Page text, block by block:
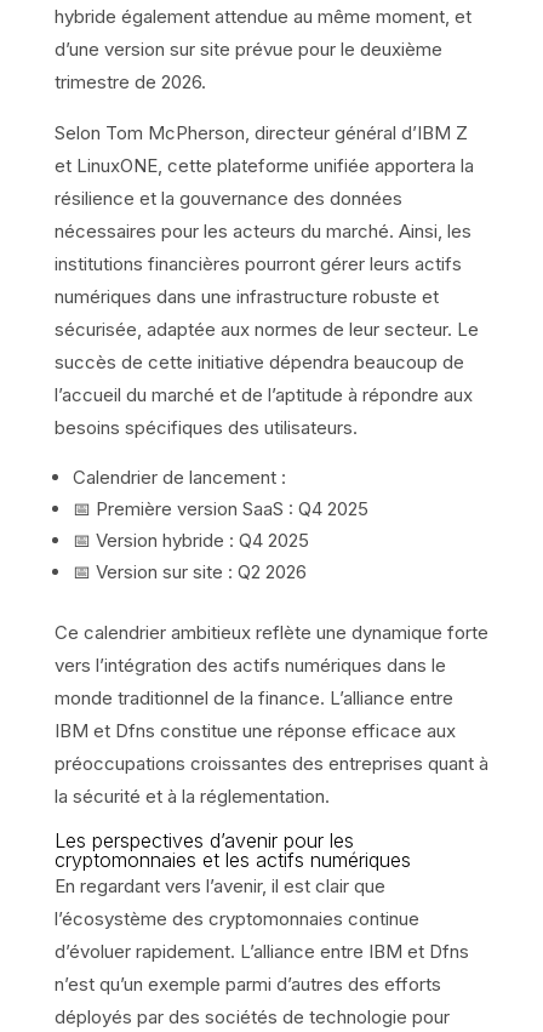
hybride également attendue au même moment, et
d’une version sur site prévue pour le deuxième
trimestre de 2026.
Selon Tom McPherson, directeur général d’IBM Z
et LinuxONE, cette plateforme unifiée apportera la
résilience et la gouvernance des données
nécessaires pour les acteurs du marché. Ainsi, les
institutions financières pourront gérer leurs actifs
numériques dans une infrastructure robuste et
sécurisée, adaptée aux normes de leur secteur. Le
succès de cette initiative dépendra beaucoup de
l’accueil du marché et de l’aptitude à répondre aux
besoins spécifiques des utilisateurs.
Calendrier de lancement :
📅 Première version SaaS : Q4 2025
📅 Version hybride : Q4 2025
📅 Version sur site : Q2 2026
Ce calendrier ambitieux reflète une dynamique forte
vers l’intégration des actifs numériques dans le
monde traditionnel de la finance. L’alliance entre
IBM et Dfns constitue une réponse efficace aux
préoccupations croissantes des entreprises quant à
la sécurité et à la réglementation.
Les perspectives d’avenir pour les
cryptomonnaies et les actifs numériques
En regardant vers l’avenir, il est clair que
l’écosystème des cryptomonnaies continue
d’évoluer rapidement. L’alliance entre IBM et Dfns
n’est qu’un exemple parmi d’autres des efforts
déployés par des sociétés de technologie pour